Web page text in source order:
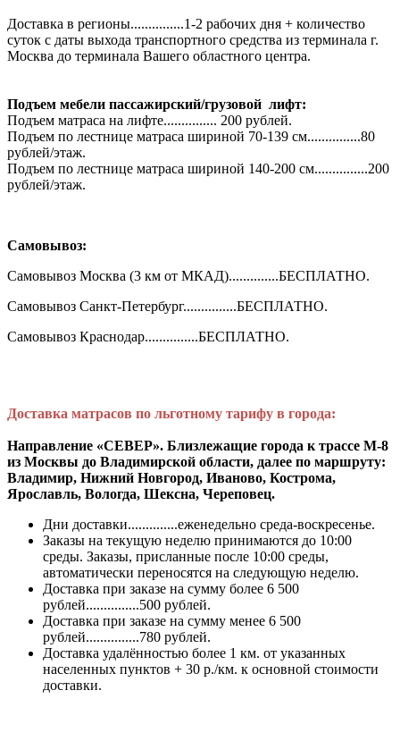
Доставка в регионы...............1-2 рабочих дня + количество
суток с даты выхода транспортного средства из терминала г.
Москва до терминала Вашего областного центра.
Подъем мебели пассажирский/грузовой лифт:
Подъем матраса на лифте............... 200 рублей.
Подъем по лестнице матраса шириной 70-139 см...............80
рублей/этаж.
Подъем по лестнице матраса шириной 140-200 см...............200
рублей/этаж.
Самовывоз:
Самовывоз Москва (3 км от МКАД)..............БЕСПЛАТНО.
Самовывоз Санкт-Петербург...............БЕСПЛАТНО.
Самовывоз Краснодар...............БЕСПЛАТНО.
Доставка матрасов по льготному тарифу в города:
Направление «СЕВЕР». Близлежащие города к трассе М-8
из Москвы до Владимирской области, далее по маршруту:
Владимир, Нижний Новгород, Иваново, Кострома,
Ярославль, Вологда, Шексна, Череповец.
Дни доставки..............еженедельно среда-воскресенье.
Заказы на текущую неделю принимаются до 10:00
среды. Заказы, присланные после 10:00 среды,
автоматически переносятся на следующую неделю.
Доставка при заказе на сумму более 6 500
рублей...............500 рублей.
Доставка при заказе на сумму менее 6 500
рублей...............780 рублей.
Доставка удалённостью более 1 км. от указанных
населенных пунктов + 30 р./км. к основной стоимости
доставки.